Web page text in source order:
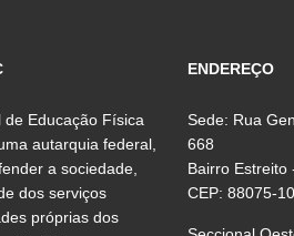
Educação Física
autarquia federal,
a sociedade,
dos serviços
próprias dos
ENDEREÇO
Sede: Rua
668
Bairro Estreito
CEP: 88075-